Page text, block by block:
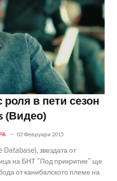
в пети сезон
(Видео)
02 Февруари 2015
звездата от
на БНТ "Под прикритие" ще
от канибалското племе на